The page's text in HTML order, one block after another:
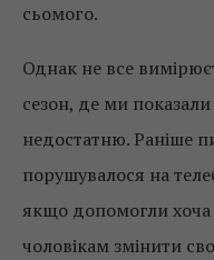
сьомого.
Однак не все
сезон, де ми
недостатню. Раніше
порушувалося на
якщо допомогли хоча
чоловікам змінити